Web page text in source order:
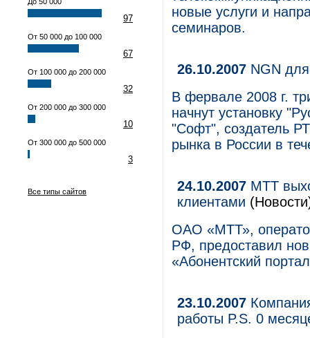
97
От 50 000 до 100 000
67
От 100 000 до 200 000
32
От 200 000 до 300 000
10
От 300 000 до 500 000
3
Все типы сайтов
новые услуги и
семинаров.
26.10.2007 NGN
В фервале 2008 г.
начнут установку
"Софт", создатель
рынка в России в
24.10.2007 МТТ
клиентами
ОАО «МТТ»,
РФ, предоставил
«Абонентский
23.10.2007
работы P.S. 0